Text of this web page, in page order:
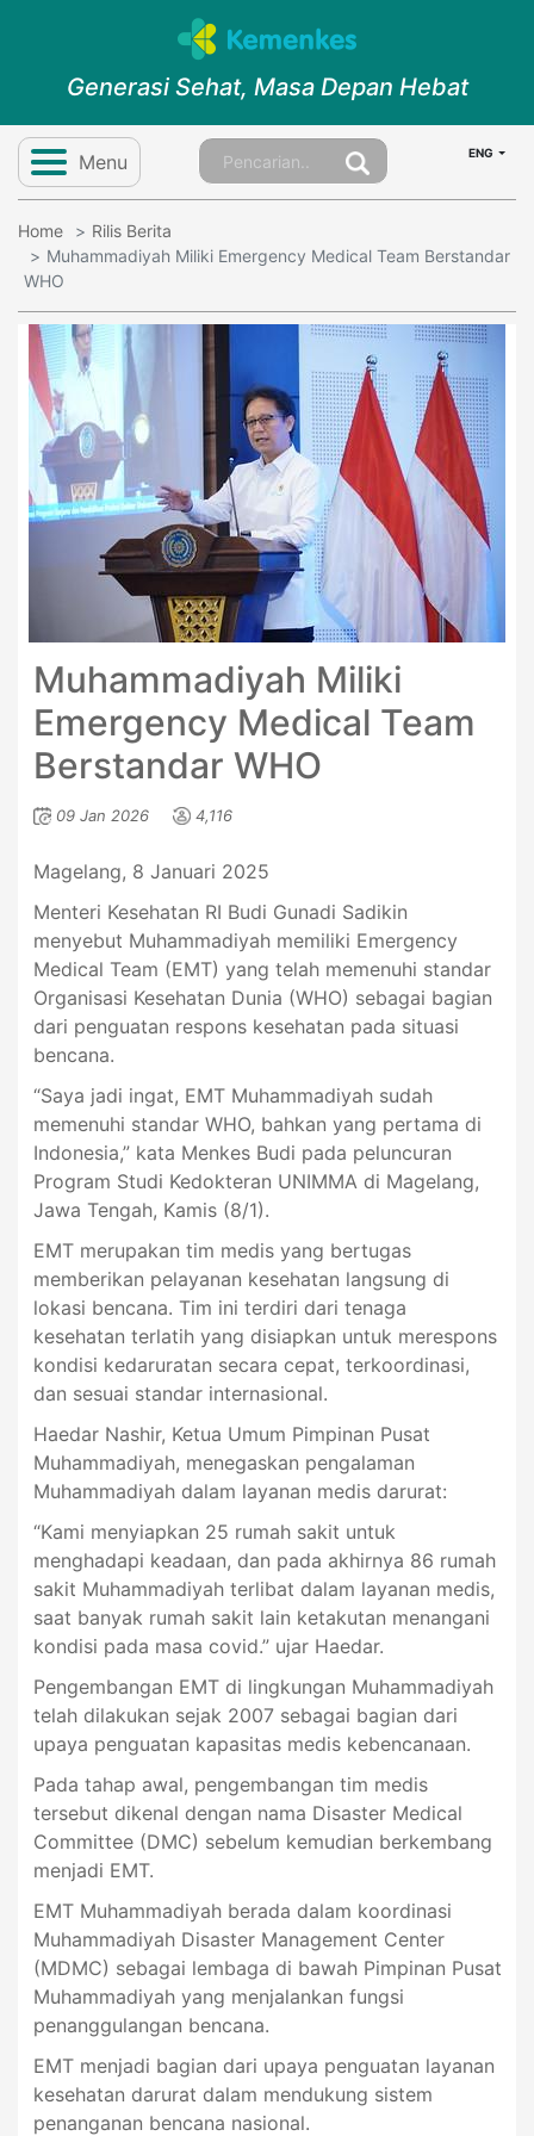
Generasi Sehat, Masa Depan Hebat
Menu ENG
Home
Rilis Berita
Muhammadiyah Miliki Emergency Medical Team Berstandar
WHO
Muhammadiyah Miliki
Emergency Medical Team
Berstandar WHO
09 Jan 2026 4,116
Magelang, 8 Januari 2025
Menteri Kesehatan RI Budi Gunadi Sadikin
menyebut Muhammadiyah memiliki Emergency
Medical Team (EMT) yang telah memenuhi standar
Organisasi Kesehatan Dunia (WHO) sebagai bagian
dari penguatan respons kesehatan pada situasi
bencana.
“Saya jadi ingat, EMT Muhammadiyah sudah
memenuhi standar WHO, bahkan yang pertama di
Indonesia,” kata Menkes Budi pada peluncuran
Program Studi Kedokteran UNIMMA di Magelang,
Jawa Tengah, Kamis (8/1).
EMT merupakan tim medis yang bertugas
memberikan pelayanan kesehatan langsung di
lokasi bencana. Tim ini terdiri dari tenaga
kesehatan terlatih yang disiapkan untuk merespons
kondisi kedaruratan secara cepat, terkoordinasi,
dan sesuai standar internasional.
Haedar Nashir, Ketua Umum Pimpinan Pusat
Muhammadiyah, menegaskan pengalaman
Muhammadiyah dalam layanan medis darurat:
“Kami menyiapkan 25 rumah sakit untuk
menghadapi keadaan, dan pada akhirnya 86 rumah
sakit Muhammadiyah terlibat dalam layanan medis,
saat banyak rumah sakit lain ketakutan menangani
kondisi pada masa covid.” ujar Haedar.
Pengembangan EMT di lingkungan Muhammadiyah
telah dilakukan sejak 2007 sebagai bagian dari
upaya penguatan kapasitas medis kebencanaan.
Pada tahap awal, pengembangan tim medis
tersebut dikenal dengan nama Disaster Medical
Committee (DMC) sebelum kemudian berkembang
menjadi EMT.
EMT Muhammadiyah berada dalam koordinasi
Muhammadiyah Disaster Management Center
(MDMC) sebagai lembaga di bawah Pimpinan Pusat
Muhammadiyah yang menjalankan fungsi
penanggulangan bencana.
EMT menjadi bagian dari upaya penguatan layanan
kesehatan darurat dalam mendukung sistem
penanganan bencana nasional.